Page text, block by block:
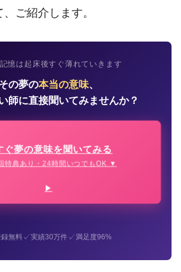
ご紹介します。
記憶は起床後すぐ薄れていきます
の夢の本当の意味、
師に直接聞いてみませんか？
ぐ夢の意味を聞いてみる
特典あり・24時間いつでもOK ▼
無料✓実績30万件✓満足度96%